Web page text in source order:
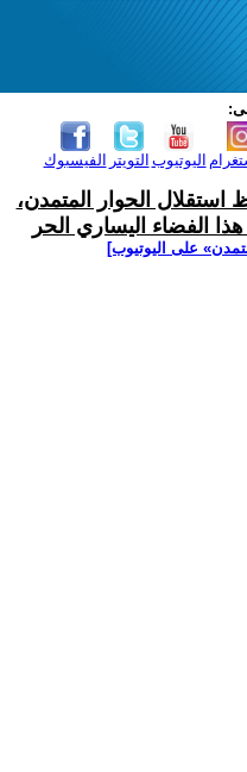
الفيسبوك التويتر اليوتيوب
استقلال الحوار المتمدن،
الفضاء اليساري الحر
على اليوتيوب]